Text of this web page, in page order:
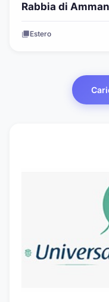
Rabbia di
Estero